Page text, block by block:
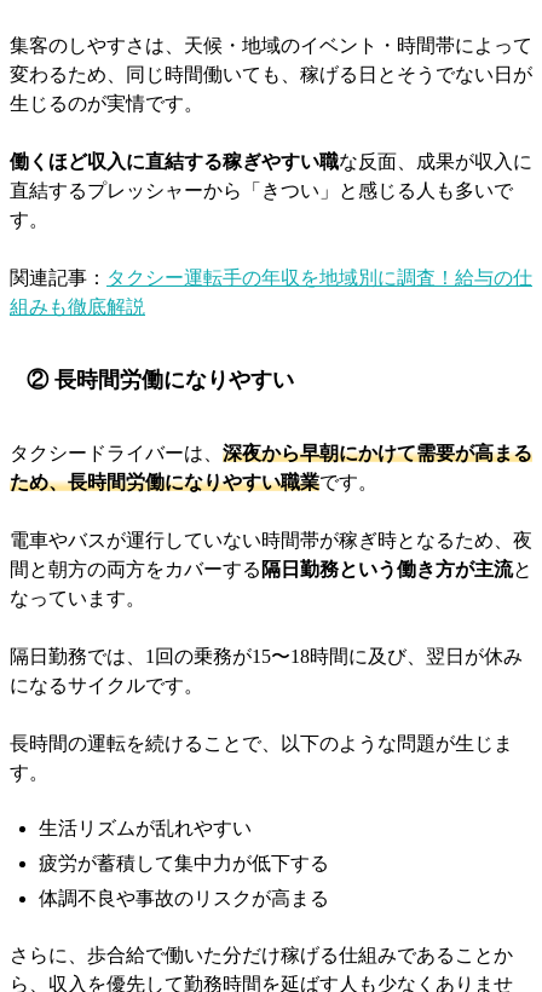
集客のしやすさは、天候・地域のイベント・時間帯によって
変わるため、同じ時間働いても、稼げる日とそうでない日が
生じるのが実情です。
働くほど収入に直結する稼ぎやすい職な反面、成果が収入に
直結するプレッシャーから「きつい」と感じる人も多いで
す。
関連記事： タクシー運転手の年収を地域別に調査！給与の仕
組みも徹底解説
② 長時間労働になりやすい
タクシードライバーは、 深夜から早朝にかけて需要が高まる
ため、長時間労働になりやすい職業です。
電車やバスが運行していない時間帯が稼ぎ時となるため、夜
間と朝方の両方をカバーする 隔日勤務という働き方が主流と
なっています。
隔日勤務では、1回の乗務が15〜18時間に及び、翌日が休み
になるサイクルです。
長時間の運転を続けることで、以下のような問題が生じま
す。
生活リズムが乱れやすい
疲労が蓄積して集中力が低下する
体調不良や事故のリスクが高まる
さらに、歩合給で働いた分だけ稼げる仕組みであることか
ら、収入を優先して勤務時間を延ばす人も少なくありませ